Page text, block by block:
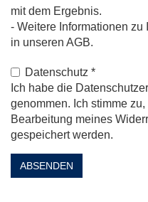
mit dem Ergebnis.
- Weitere Informationen
in unseren AGB.
Datenschutz *
Ich habe die
genommen. Ich stimme
Bearbeitung meines
gespeichert werden.
ABSENDEN